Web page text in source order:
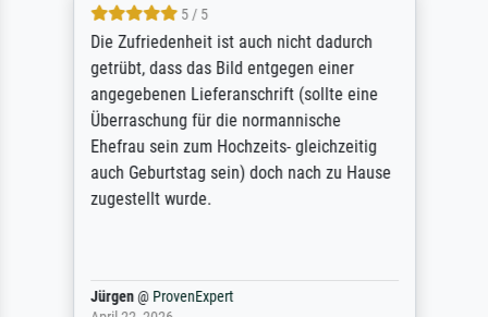
5 / 5
Die Zufriedenheit ist auch nicht dadurch
getrübt, dass das Bild entgegen einer
angegebenen Lieferanschrift (sollte eine
Überraschung für die normannische
Ehefrau sein zum Hochzeits- gleichzeitig
auch Geburtstag sein) doch nach zu Hause
zugestellt wurde.
Jürgen@ ProvenExpert